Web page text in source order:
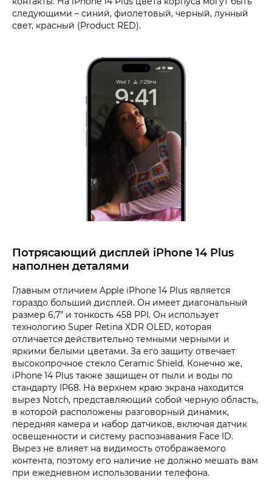
следующими – синий, фиолетовый, черный, лунный
свет, красный (Product RED).
Потрясающий дисплей iPhone 14 Plus
наполнен деталями
Главным отличием Apple iPhone 14 Plus является
гораздо больший дисплей. Он имеет диагональный
размер 6,7” и тонкость 458 PPI. Он использует
технологию Super Retina XDR OLED, которая
отличается действительно темными черными и
яркими белыми цветами. За его защиту отвечает
высокопрочное стекло Ceramic Shield. Конечно же,
iPhone 14 Plus также защищен от пыли и воды по
стандарту IP68. На верхнем краю экрана находится
вырез Notch, представляющий собой черную область,
в которой расположены разговорный динамик,
передняя камера и набор датчиков, включая датчик
освещенности и систему распознавания Face ID.
Вырез не влияет на видимость отображаемого
контента, поэтому его наличие не должно мешать вам
при ежедневном использовании телефона.